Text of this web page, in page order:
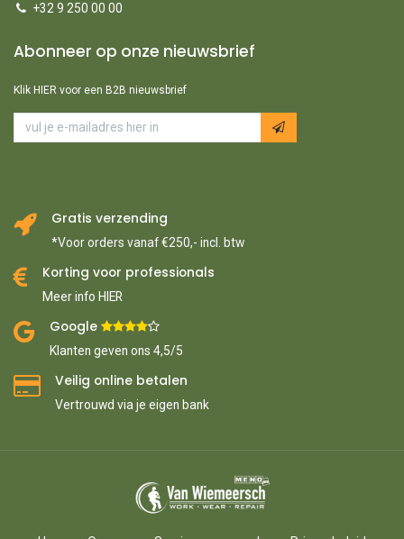
+32 9 250 00 00
Abonneer op onze nieuwsbrief
Klik HIER voor een B2B nieuwsbrief
Gratis verzending
*Voor orders vanaf €250,- incl. btw
Korting voor professionals
Meer info HIER
Google ​
Klanten geven ons 4,5/5
Veilig online betalen
Vertrouwd via je eigen bank